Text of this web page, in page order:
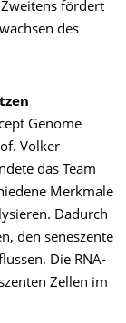
fördert
des
Genome
Volker
das Team
Merkmale
Dadurch
den seneszente
Die RNA-
Zellen im